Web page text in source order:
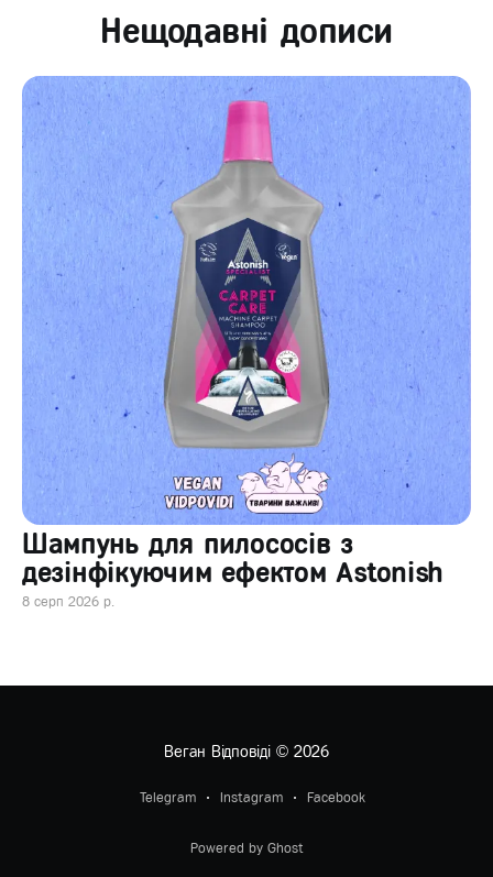
Нещодавні дописи
Шампунь для пилососів з
дезінфікуючим ефектом Astonish
8 серп 2026 р.
Веган Відповіді© 2026
Telegram Instagram Facebook
Powered by Ghost